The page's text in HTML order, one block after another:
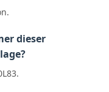
dieser